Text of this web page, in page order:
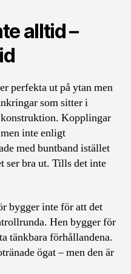
alltid –
perfekta ut på ytan men
som sitter i
Kopplingar
inte enligt
med buntband istället
ser bra ut. Tills det inte
bygger inte för att det
Hen bygger för
tänkbara förhållandena.
ögat – men den är